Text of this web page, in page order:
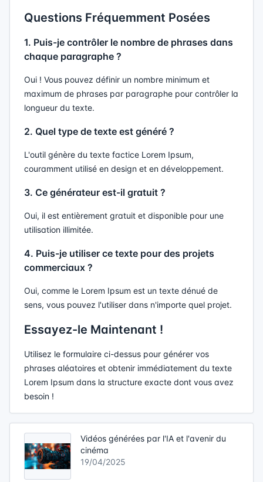
Questions Fréquemment Posées
1. Puis-je contrôler le nombre de phrases dans
chaque paragraphe ?
Oui ! Vous pouvez définir un nombre minimum et
maximum de phrases par paragraphe pour contrôler la
longueur du texte.
2. Quel type de texte est généré ?
L'outil génère du texte factice Lorem Ipsum,
couramment utilisé en design et en développement.
3. Ce générateur est-il gratuit ?
Oui, il est entièrement gratuit et disponible pour une
utilisation illimitée.
4. Puis-je utiliser ce texte pour des projets
commerciaux ?
Oui, comme le Lorem Ipsum est un texte dénué de
sens, vous pouvez l'utiliser dans n'importe quel projet.
Essayez-le Maintenant !
Utilisez le formulaire ci-dessus pour générer vos
phrases aléatoires et obtenir immédiatement du texte
Lorem Ipsum dans la structure exacte dont vous avez
besoin !
Vidéos générées par l'IA et l'avenir du
cinéma
19/04/2025